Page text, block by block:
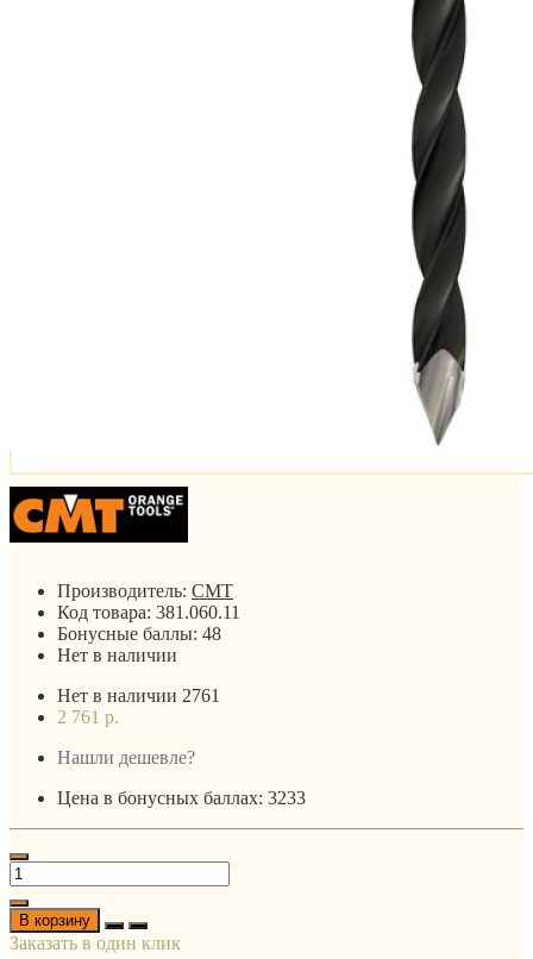
Производитель: CMT
Код товара: 381.060.11
Бонусные баллы: 48
Нет в наличии
Нет в наличии 2761
2 761 р.
Нашли дешевле?
Цена в бонусных баллах: 3233
В корзину
Заказать в один клик